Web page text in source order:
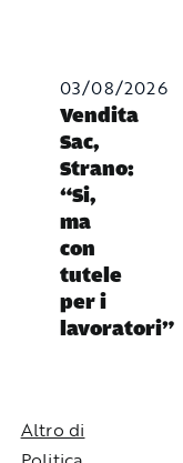
03/08/2026
Vendita
Sac,
Strano:
“Si,
ma
con
tutele
per i
lavoratori”
Altro di